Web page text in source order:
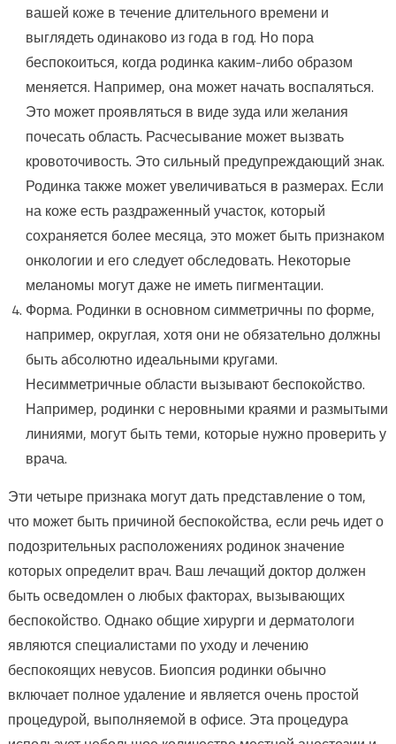
вашей коже в течение длительного времени и
выглядеть одинаково из года в год. Но пора
беспокоиться, когда родинка каким-либо образом
меняется. Например, она может начать воспаляться.
Это может проявляться в виде зуда или желания
почесать область. Расчесывание может вызвать
кровоточивость. Это сильный предупреждающий знак.
Родинка также может увеличиваться в размерах. Если
на коже есть раздраженный участок, который
сохраняется более месяца, это может быть признаком
онкологии и его следует обследовать. Некоторые
меланомы могут даже не иметь пигментации.
Форма. Родинки в основном симметричны по форме,
например, округлая, хотя они не обязательно должны
быть абсолютно идеальными кругами.
Несимметричные области вызывают беспокойство.
Например, родинки с неровными краями и размытыми
линиями, могут быть теми, которые нужно проверить у
врача.
Эти четыре признака могут дать представление о том,
что может быть причиной беспокойства, если речь идет о
подозрительных расположениях родинок значение
которых определит врач. Ваш лечащий доктор должен
быть осведомлен о любых факторах, вызывающих
беспокойство. Однако общие хирурги и дерматологи
являются специалистами по уходу и лечению
беспокоящих невусов. Биопсия родинки обычно
включает полное удаление и является очень простой
процедурой, выполняемой в офисе. Эта процедура